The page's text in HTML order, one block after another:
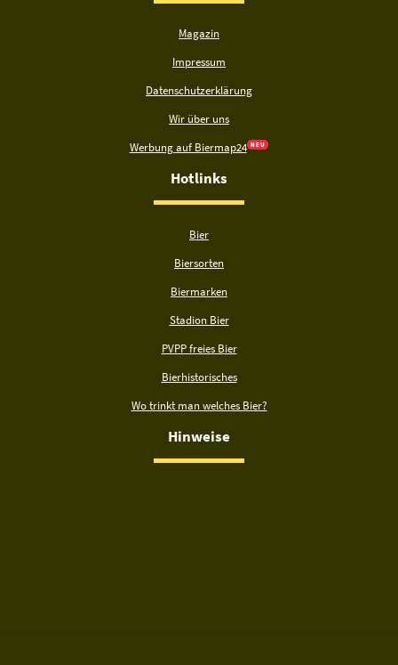
Magazin
Impressum
Datenschutzerklärung
Wir über uns
Werbung auf Biermap24 N E U
Hotlinks
Bier
Biersorten
Biermarken
Stadion Bier
PVPP freies Bier
Bierhistorisches
Wo trinkt man welches Bier?
Hinweise